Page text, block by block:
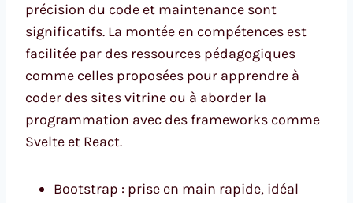
précision du code et maintenance sont
significatifs. La montée en compétences est
facilitée par des ressources pédagogiques
comme celles proposées pour apprendre à
coder des sites vitrine ou à aborder la
programmation avec des frameworks comme
Svelte et React.
Bootstrap : prise en main rapide, idéal